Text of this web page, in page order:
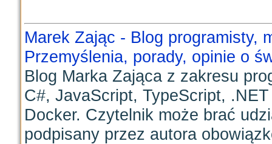
Marek Zając - Blog programisty,
Przemyślenia, porady, opinie o
Blog Marka Zająca z zakresu
C#, JavaScript, TypeScript,
Docker. Czytelnik może brać
podpisany przez autora